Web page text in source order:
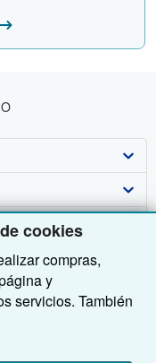
cookies
compras,
y
servicios. También
modo en que los